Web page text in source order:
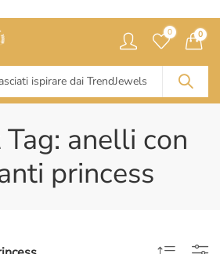
0 0
anelli con
princess